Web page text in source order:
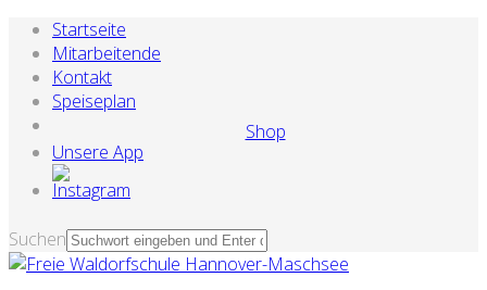
Startseite
Mitarbeitende
Kontakt
Speiseplan
Shop
Unsere App
Suchen